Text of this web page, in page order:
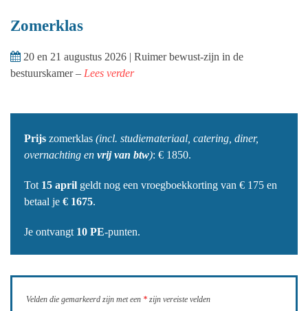
Zomerklas
20 en 21 augustus 2026 | Ruimer bewust-zijn in de
bestuurskamer – Lees verder
Prijs zomerklas (incl. studiemateriaal, catering, diner,
overnachting en vrij van btw): € 1850.
Tot 15 april geldt nog een vroegboekkorting van € 175 en
betaal je € 1675.
Je ontvangt 10 PE-punten.
Velden die gemarkeerd zijn met een * zijn vereiste velden